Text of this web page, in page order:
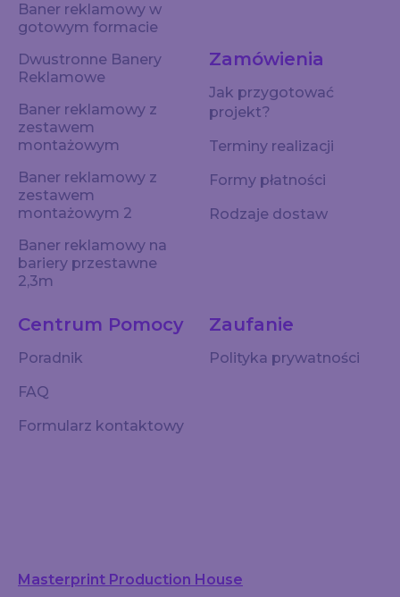
Baner reklamowy w
gotowym formacie
Dwustronne Banery
Reklamowe
Baner reklamowy z
zestawem
montażowym
Baner reklamowy z
zestawem
montażowym 2
Baner reklamowy na
bariery przestawne
2,3m
Centrum Pomocy
Poradnik
FAQ
Formularz kontaktowy
Zaufanie
Polityka prywatności
Zamówienia
Jak przygotować
projekt?
Terminy realizacji
Formy płatności
Rodzaje dostaw
Masterprint Production House